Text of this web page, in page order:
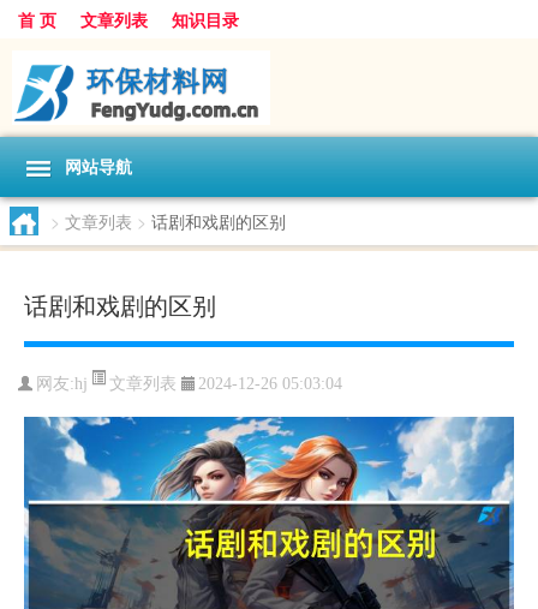
首 页 文章列表 知识目录
网站导航
> 文章列表 > 话剧和戏剧的区别
话剧和戏剧的区别
网友:hj 文章列表 2024-12-26 05:03:04